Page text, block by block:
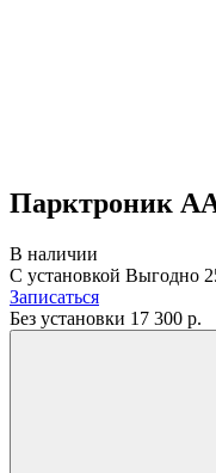
Парктроник
В наличии
С установкой Выгодно
Записаться
Без установки 17 300 р.